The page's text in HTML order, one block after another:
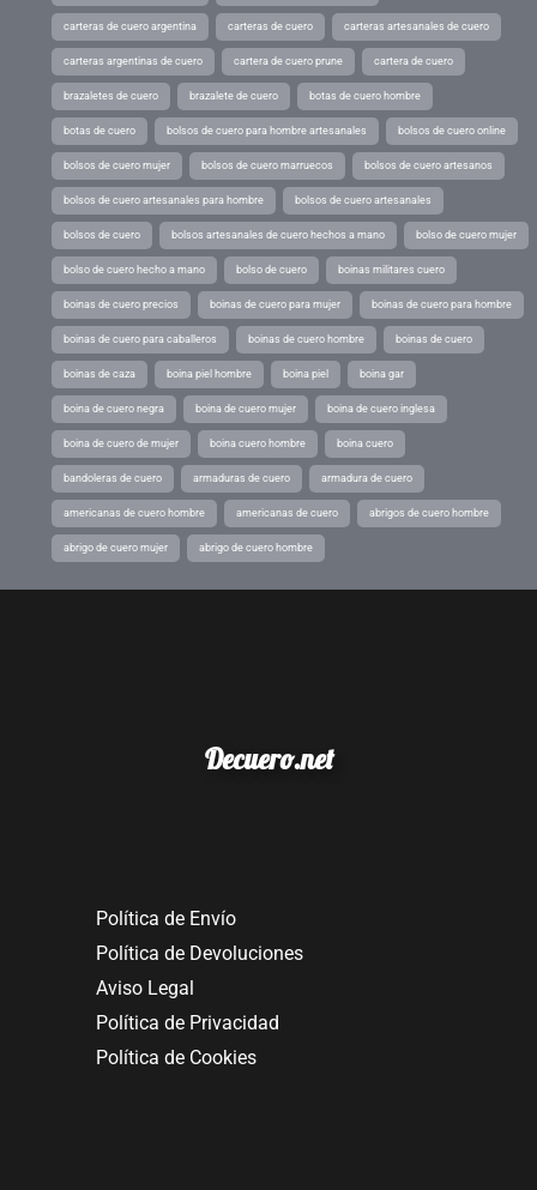
carteras de cuero argentina carteras de cuero carteras artesanales de cuero
carteras argentinas de cuero cartera de cuero prune cartera de cuero
brazaletes de cuero brazalete de cuero botas de cuero hombre
botas de cuero bolsos de cuero para hombre artesanales bolsos de cuero online
bolsos de cuero mujer bolsos de cuero marruecos bolsos de cuero artesanos
bolsos de cuero artesanales para hombre bolsos de cuero artesanales
bolsos de cuero bolsos artesanales de cuero hechos a mano bolso de cuero mujer
bolso de cuero hecho a mano bolso de cuero boinas militares cuero
boinas de cuero precios boinas de cuero para mujer boinas de cuero para hombre
boinas de cuero para caballeros boinas de cuero hombre boinas de cuero
boinas de caza boina piel hombre boina piel boina gar
boina de cuero negra boina de cuero mujer boina de cuero inglesa
boina de cuero de mujer boina cuero hombre boina cuero
bandoleras de cuero armaduras de cuero armadura de cuero
americanas de cuero hombre americanas de cuero abrigos de cuero hombre
abrigo de cuero mujer abrigo de cuero hombre
Decuero.net
Política de Envío
Política de Devoluciones
Aviso Legal
Política de Privacidad
Política de Cookies